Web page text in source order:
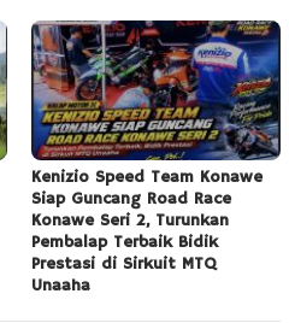
Kenizio Speed Team Konawe
Siap Guncang Road Race
Konawe Seri 2, Turunkan
Pembalap Terbaik Bidik
Prestasi di Sirkuit MTQ
Unaaha